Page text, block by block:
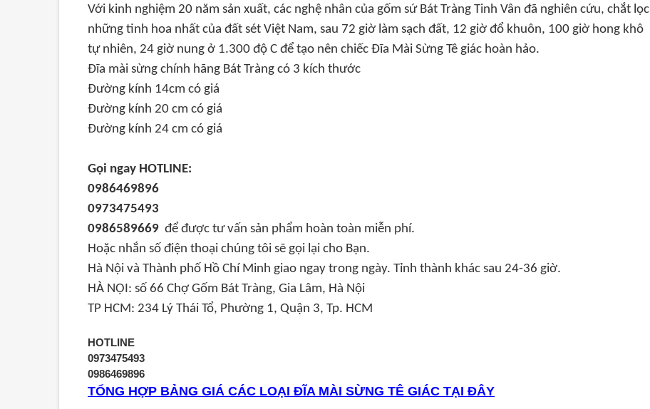
Với kinh nghiệm 20 năm sản xuất, các nghệ nhân của gốm sứ Bát Tràng Tinh Vân đã nghiên cứu, chắt lọc
những tinh hoa nhất của đất sét Việt Nam, sau 72 giờ làm sạch đất, 12 giờ đổ khuôn, 100 giờ hong khô
tự nhiên, 24 giờ nung ở 1.300 độ C để tạo nên chiếc Đĩa Mài Sừng Tê giác hoàn hảo.
Đĩa mài sừng chính hãng Bát Tràng có 3 kích thước
Đường kính 14cm có giá
Đường kính 20 cm có giá
Đường kính 24 cm có giá
Gọi ngay HOTLINE:
0986469896
0973475493
0986589669 để được tư vấn sản phẩm hoàn toàn miễn phí.
Hoặc nhắn số điện thoại chúng tôi sẽ gọi lại cho Bạn.
Hà Nội và Thành phố Hồ Chí Minh giao ngay trong ngày. Tỉnh thành khác sau 24-36 giờ.
HÀ NỘI: số 66 Chợ Gốm Bát Tràng, Gia Lâm, Hà Nội
TP HCM: 234 Lý Thái Tổ, Phường 1, Quận 3, Tp. HCM
HOTLINE
0973475493
0986469896
TỔNG HỢP BẢNG GIÁ CÁC LOẠI ĐĨA MÀI SỪNG TÊ GIÁC TẠI ĐÂY